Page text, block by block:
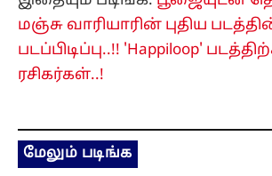
மஞ்சு வாரியாரின் புதிய
படப்பிடிப்பு..!! 'Happiloop'
ரசிகர்கள்..!
மேலும் படிங்க